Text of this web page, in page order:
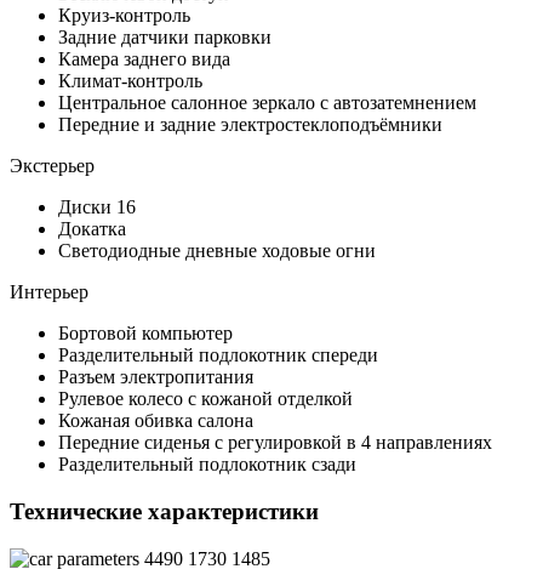
Круиз-контроль
Задние датчики парковки
Камера заднего вида
Климат-контроль
Центральное салонное зеркало с автозатемнением
Передние и задние электростеклоподъёмники
Экстерьер
Диски 16
Докатка
Светодиодные дневные ходовые огни
Интерьер
Бортовой компьютер
Разделительный подлокотник спереди
Разъем электропитания
Рулевое колесо с кожаной отделкой
Кожаная обивка салона
Передние сиденья с регулировкой в 4 направлениях
Разделительный подлокотник сзади
Технические характеристики
4490 1730 1485